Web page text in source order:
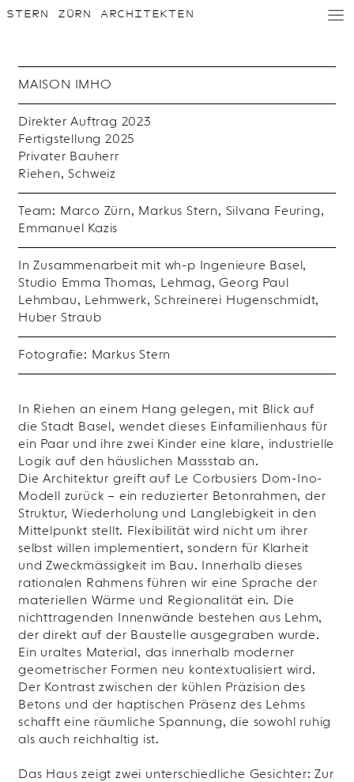
STERN ZÜRN ARCHITEKTEN
D / E
MAISON IMHO
Direkter Auftrag 2023
Fertigstellung 2025
Privater Bauherr
Riehen, Schweiz
Team: Marco Zürn, Markus Stern, Silvana Feuring,
Emmanuel Kazis
In Zusammenarbeit mit wh-p Ingenieure Basel,
Studio Emma Thomas, Lehmag, Georg Paul
Lehmbau, Lehmwerk, Schreinerei Hugenschmidt,
Huber Straub
Fotografie: Markus Stern
In Riehen an einem Hang gelegen, mit Blick auf
die Stadt Basel, wendet dieses Einfamilienhaus für
ein Paar und ihre zwei Kinder eine klare, industrielle
Logik auf den häuslichen Massstab an.
Die Architektur greift auf Le Corbusiers Dom-Ino-
Modell zurück – ein reduzierter Betonrahmen, der
Struktur, Wiederholung und Langlebigkeit in den
Mittelpunkt stellt. Flexibilität wird nicht um ihrer
selbst willen implementiert, sondern für Klarheit
und Zweckmässigkeit im Bau. Innerhalb dieses
rationalen Rahmens führen wir eine Sprache der
materiellen Wärme und Regionalität ein. Die
nichttragenden Innenwände bestehen aus Lehm,
der direkt auf der Baustelle ausgegraben wurde.
Ein uraltes Material, das innerhalb moderner
geometrischer Formen neu kontextualisiert wird.
Der Kontrast zwischen der kühlen Präzision des
Betons und der haptischen Präsenz des Lehms
schafft eine räumliche Spannung, die sowohl ruhig
als auch reichhaltig ist.
Das Haus zeigt zwei unterschiedliche Gesichter: Zur